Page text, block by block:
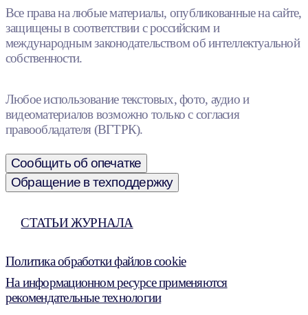
Все права на любые материалы, опубликованные на сайте,
защищены в соответствии с российским и
международным законодательством об интеллектуальной
собственности.
Любое использование текстовых, фото, аудио и
видеоматериалов возможно только с согласия
правообладателя (ВГТРК).
Сообщить об опечатке
Обращение в техподдержку
СТАТЬИ ЖУРНАЛА
Политика обработки файлов cookie
На информационном ресурсе применяются
рекомендательные технологии